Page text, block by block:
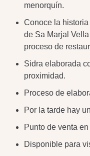
menorquín.
Conoce la
de Sa Marjal
proceso de
Sidra elaborada
proximidad.
Proceso de
Por la tarde hay
Punto de venta
Disponible para